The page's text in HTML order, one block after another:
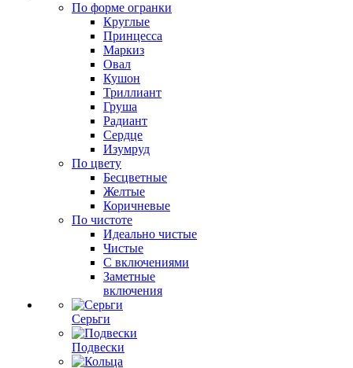
По форме огранки
Круглые
Принцесса
Маркиз
Овал
Кушон
Триллиант
Груша
Радиант
Сердце
Изумруд
По цвету
Бесцветные
Желтые
Коричневые
По чистоте
Идеально чистые
Чистые
С включениями
Заметные
включения
Серьги
Подвески